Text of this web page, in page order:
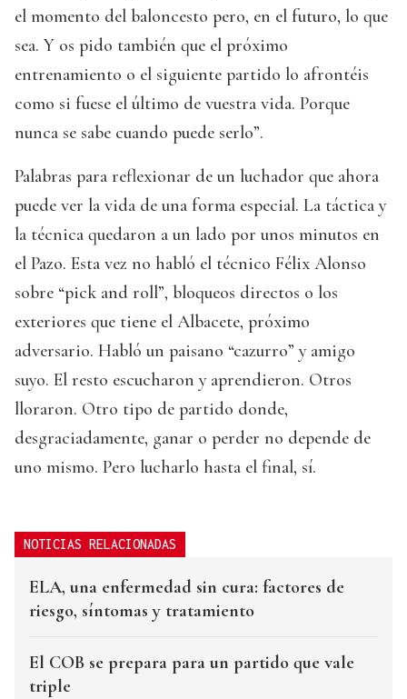
el momento del baloncesto pero, en el futuro, lo que
sea. Y os pido también que el próximo
entrenamiento o el siguiente partido lo afrontéis
como si fuese el último de vuestra vida. Porque
nunca se sabe cuando puede serlo”.
Palabras para reflexionar de un luchador que ahora
puede ver la vida de una forma especial. La táctica y
la técnica quedaron a un lado por unos minutos en
el Pazo. Esta vez no habló el técnico Félix Alonso
sobre “pick and roll”, bloqueos directos o los
exteriores que tiene el Albacete, próximo
adversario. Habló un paisano “cazurro” y amigo
suyo. El resto escucharon y aprendieron. Otros
lloraron. Otro tipo de partido donde,
desgraciadamente, ganar o perder no depende de
uno mismo. Pero lucharlo hasta el final, sí.
NOTICIAS RELACIONADAS
ELA, una enfermedad sin cura: factores de
riesgo, síntomas y tratamiento
El COB se prepara para un partido que vale
triple